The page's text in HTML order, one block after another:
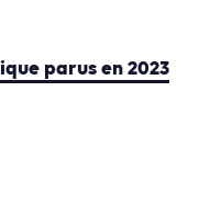
parus en 2023